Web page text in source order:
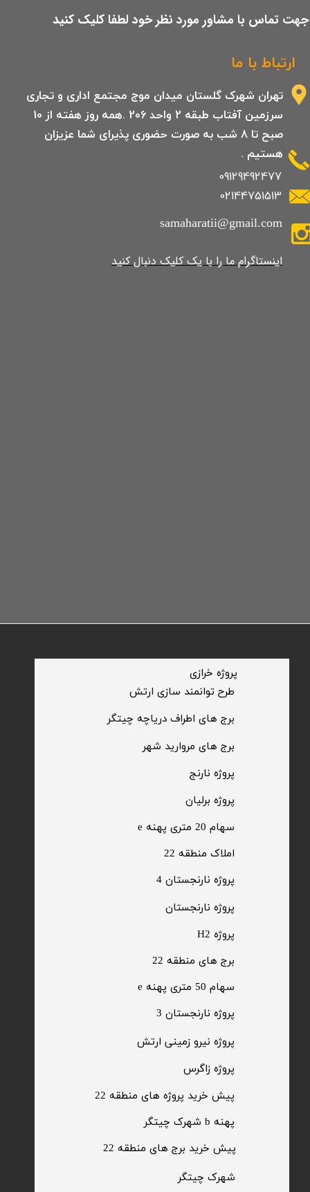
​طرح توانمند سازی ارتش
پیش خرید برج های منطقه 22
سهام 20 متری پهنه e​​​​​​​
​سهام 50 متری پهنه e
پهنه b شهرک چیتگر
​املاک منطقه 22
برج های منطقه 22
پیش خرید پروژه های منطقه 22
​پروژه خرازی
پروژه برلیان
پروژه H2
​پروژه زاگرس
​پروژه نارنج
​پروژه نارنجستان
​پروژه نیرو زمینی ارتش
​برج های اطراف دریاچه چیتگر
​برج های مروارید شهر
پروژه نارنجستان 4
​پروژه نارنجستان 3
​شهرک چیتگر
ارتباط با ما
09129492477
02144751513
تهران شهرک گلستان میدان موج مجتمع اداری و تجاری
سرزمین آفتاب طبقه 2 واحد 206 .همه روز هفته از 10
صبح تا 8 شب به صورت حضوری پذیرای شما عزیزان
هستیم .
samaharatii@gmail.com
​​​​​​​​​اینستاگرام ما را با یک کلیک دنبال کنید
​جهت تماس با مشاور مورد نظر خود لطفا کلیک کنید